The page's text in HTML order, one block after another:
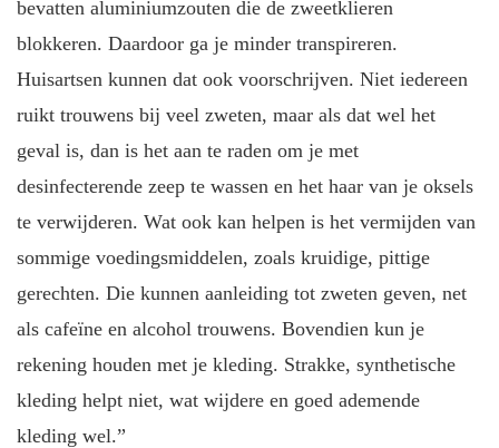
bevatten aluminiumzouten die de zweetklieren
blokkeren. Daardoor ga je minder transpireren.
Huisartsen kunnen dat ook voorschrijven. Niet iedereen
ruikt trouwens bij veel zweten, maar als dat wel het
geval is, dan is het aan te raden om je met
desinfecterende zeep te wassen en het haar van je oksels
te verwijderen. Wat ook kan helpen is het vermijden van
sommige voedingsmiddelen, zoals kruidige, pittige
gerechten. Die kunnen aanleiding tot zweten geven, net
als cafeïne en alcohol trouwens. Bovendien kun je
rekening houden met je kleding. Strakke, synthetische
kleding helpt niet, wat wijdere en goed ademende
kleding wel.”